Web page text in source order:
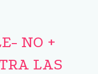
NO +
LAS